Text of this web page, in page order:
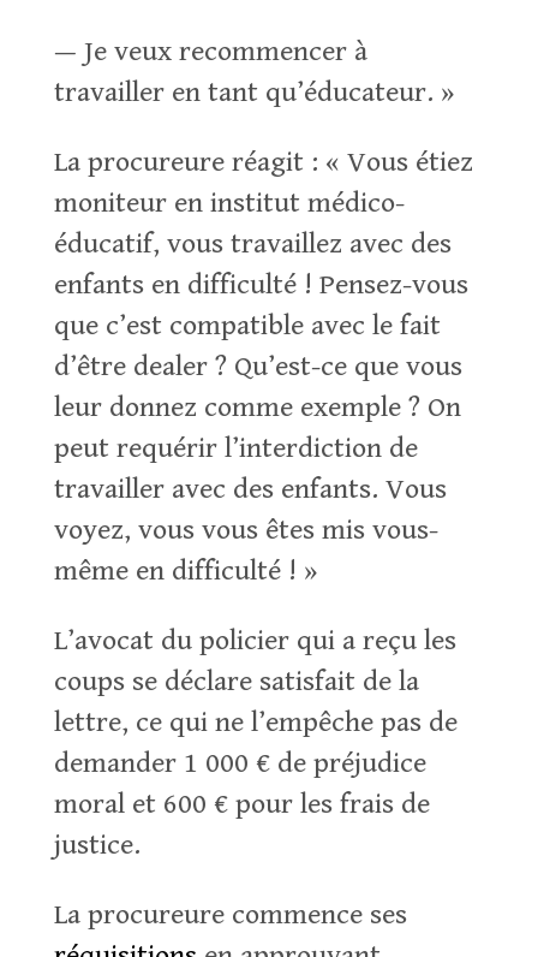
— Je veux recommencer à
travailler en tant qu’éducateur. »
La procureure réagit : « Vous étiez
moniteur en institut médico-
éducatif, vous travaillez avec des
enfants en difficulté ! Pensez-vous
que c’est compatible avec le fait
d’être dealer ? Qu’est-ce que vous
leur donnez comme exemple ? On
peut requérir l’interdiction de
travailler avec des enfants. Vous
voyez, vous vous êtes mis vous-
même en difficulté ! »
L’avocat du policier qui a reçu les
coups se déclare satisfait de la
lettre, ce qui ne l’empêche pas de
demander 1 000 € de préjudice
moral et 600 € pour les frais de
justice.
La procureure commence ses